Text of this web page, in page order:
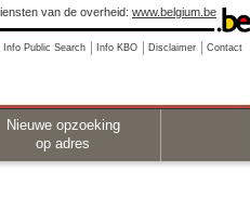
van de overheid: www.belgium.be
Info Public Search Info KBO Disclaimer Contact
Nieuwe opzoeking
op adres